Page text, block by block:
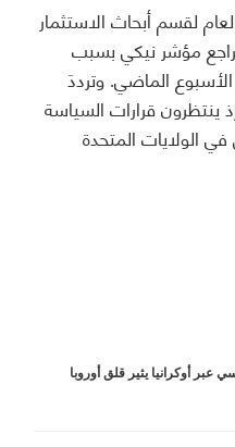
لقسم أبحاث الاستثمار
مؤشر نيكي بسبب
الماضي. وترددَ
قرارات السياسة
الولايات المتحدة
عبر أوكرانيا يثير قلق أوروبا